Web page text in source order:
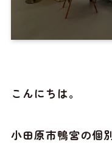
こんにちは。
小田原市鴨宮の個